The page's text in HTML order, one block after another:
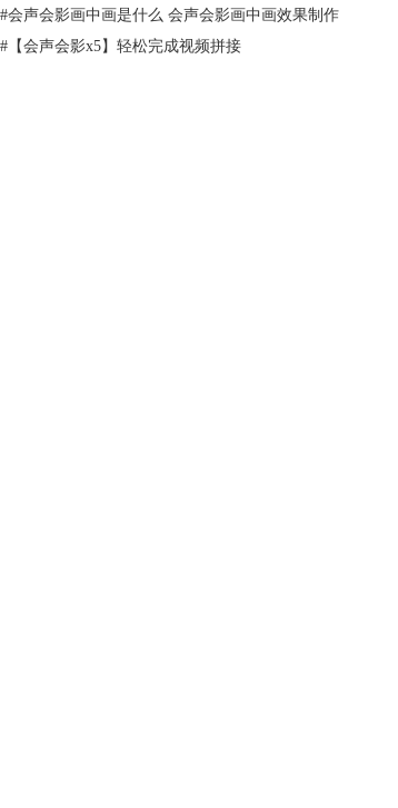
#会声会影画中画是什么 会声会影画中画效果制作
# 【会声会影x5】轻松完成视频拼接